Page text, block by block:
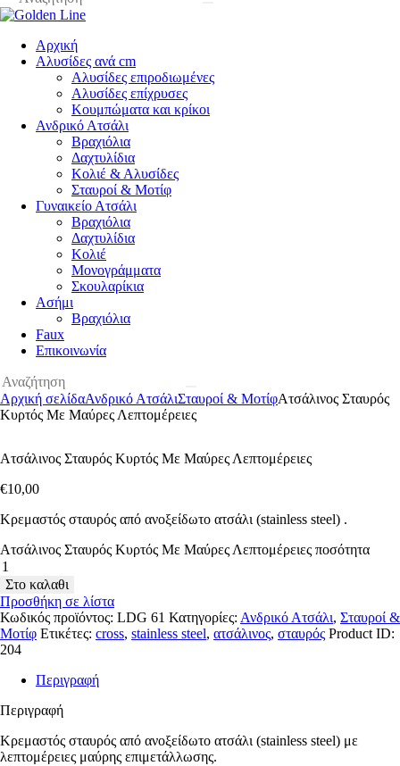
Αρχική
Αλυσίδες ανά cm
Αλυσίδες επιροδιωμένες
Αλυσίδες επίχρυσες
Κουμπώματα και κρίκοι
Ανδρικό Ατσάλι
Βραχιόλια
Δαχτυλίδια
Κολιέ & Αλυσίδες
Σταυροί & Μοτίφ
Γυναικείο Ατσάλι
Βραχιόλια
Δαχτυλίδια
Κολιέ
Μονογράμματα
Σκουλαρίκια
Ασήμι
Βραχιόλια
Faux
Επικοινωνία
Αρχική σελίδαΑνδρικό ΑτσάλιΣταυροί & ΜοτίφΑτσάλινος Σταυρός
Κυρτός Με Μαύρες Λεπτομέρειες
Ατσάλινος Σταυρός Κυρτός Με Μαύρες Λεπτομέρειες
€10,00
Κρεμαστός σταυρός από ανοξείδωτο ατσάλι (stainless steel) .
Ατσάλινος Σταυρός Κυρτός Με Μαύρες Λεπτομέρειες ποσότητα
Στο καλαθι
Προσθήκη σε λίστα
Κωδικός προϊόντος: LDG 61 Κατηγορίες: Ανδρικό Ατσάλι, Σταυροί &
Μοτίφ Ετικέτες: cross, stainless steel, ατσάλινος, σταυρός Product ID:
204
Περιγραφή
Περιγραφή
Κρεμαστός σταυρός από ανοξείδωτο ατσάλι (stainless steel) με
λεπτομέρειες μαύρης επιμετάλλωσης.